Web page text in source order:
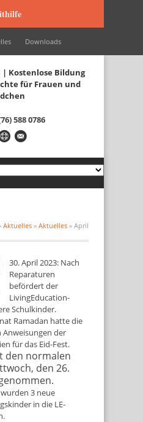
Downloads
Kontakt Italiano
English
588 0786
Aktuelles » Aktuelles » April
30. April 2023: Nach
Reparaturen
befördert der
LivingEducation-
Schulkinder.
Ramadan hatte die
Anweisungen der
für das Eid-Fest.
den normalen
den 26.
3 neue
in die LE-